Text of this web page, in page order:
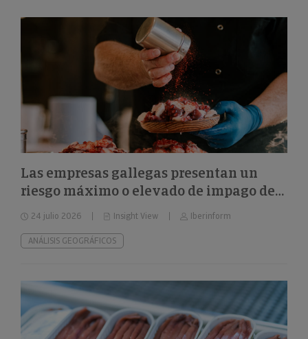
Las empresas gallegas presentan un
riesgo máximo o elevado de impago del
24%
24 julio 2026 Insight View Iberinform
ANÁLISIS GEOGRÁFICOS